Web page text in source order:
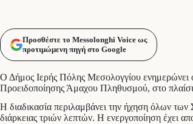
Προσθέστε το Messolonghi Voice ως
προτιμώμενη πηγή στο Google
Ο Δήμος Ιερής Πόλης Μεσολογγίου ενημερώνει
Προειδοποίησης Άμαχου Πληθυσμού, στο
Η διαδικασία περιλαμβάνει την ήχηση όλων
διάρκειας τριών λεπτών. Η ενεργοποίηση έχει